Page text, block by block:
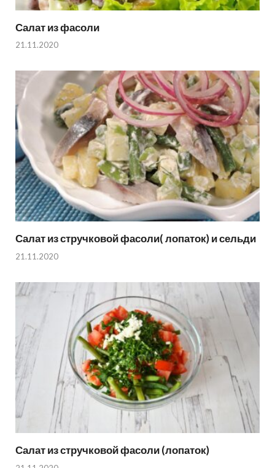
Салат из фасоли
21.11.2020
Салат из стручковой фасоли( лопаток) и сельди
21.11.2020
Салат из стручковой фасоли (лопаток)